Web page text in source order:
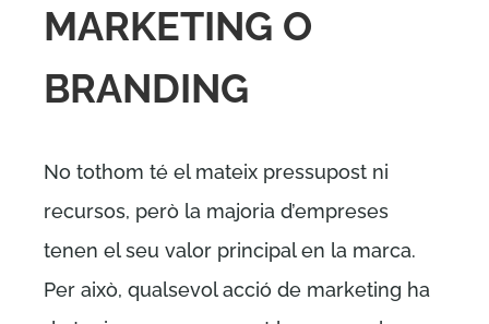
MARKETING O
BRANDING
No tothom té el mateix pressupost ni
recursos, però la majoria d’empreses
tenen el seu valor principal en la marca.
Per això, qualsevol acció de marketing ha